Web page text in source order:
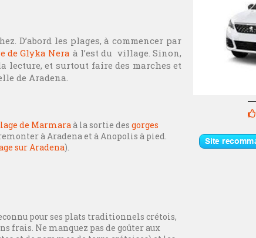
D’abord les plages, à commencer par
de Glyka Nera à l’est du village. Sinon,
lecture, et surtout faire des marches et
de Aradena.
de Marmaraà la sortie des gorges
à Aradena et à Anopolis à pied.
sur Aradena).
pour ses plats traditionnels crétois,
frais. Ne manquez pas de goûter aux